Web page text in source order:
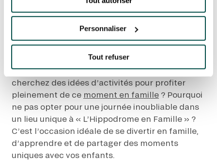
Personnaliser
Tout refuser
IDÉES D'ACTIVITÉS À
FAIRE AVEC VOS
ENFANTS À LA
RENTRÉE
La rentrée scolaire est imminente, et vous
cherchez des idées d’activités pour profiter
pleinement de ce moment en famille ? Pourquoi
ne pas opter pour une journée inoubliable dans
un lieu unique à « L’Hippodrome en Famille » ?
C’est l’occasion idéale de se divertir en famille,
d’apprendre et de partager des moments
uniques avec vos enfants.